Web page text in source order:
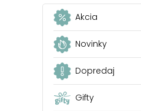
Akcia
Novinky
Dopredaj
Gifty